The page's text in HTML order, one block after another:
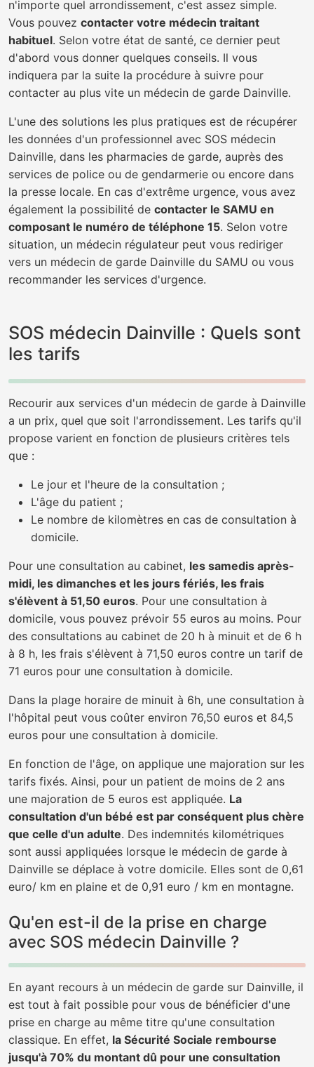
n'importe quel arrondissement, c'est assez simple.
Vous pouvez contacter votre médecin traitant
habituel. Selon votre état de santé, ce dernier peut
d'abord vous donner quelques conseils. Il vous
indiquera par la suite la procédure à suivre pour
contacter au plus vite un médecin de garde Dainville.
L'une des solutions les plus pratiques est de récupérer
les données d'un professionnel avec SOS médecin
Dainville, dans les pharmacies de garde, auprès des
services de police ou de gendarmerie ou encore dans
la presse locale. En cas d'extrême urgence, vous avez
également la possibilité de contacter le SAMU en
composant le numéro de téléphone 15. Selon votre
situation, un médecin régulateur peut vous rediriger
vers un médecin de garde Dainville du SAMU ou vous
recommander les services d'urgence.
SOS médecin Dainville : Quels sont
les tarifs
Recourir aux services d'un médecin de garde à Dainville
a un prix, quel que soit l'arrondissement. Les tarifs qu'il
propose varient en fonction de plusieurs critères tels
que :
Le jour et l'heure de la consultation ;
L'âge du patient ;
Le nombre de kilomètres en cas de consultation à
domicile.
Pour une consultation au cabinet, les samedis après-
midi, les dimanches et les jours fériés, les frais
s'élèvent à 51,50 euros. Pour une consultation à
domicile, vous pouvez prévoir 55 euros au moins. Pour
des consultations au cabinet de 20 h à minuit et de 6 h
à 8 h, les frais s'élèvent à 71,50 euros contre un tarif de
71 euros pour une consultation à domicile.
Dans la plage horaire de minuit à 6h, une consultation à
l'hôpital peut vous coûter environ 76,50 euros et 84,5
euros pour une consultation à domicile.
En fonction de l'âge, on applique une majoration sur les
tarifs fixés. Ainsi, pour un patient de moins de 2 ans
une majoration de 5 euros est appliquée. La
consultation d'un bébé est par conséquent plus chère
que celle d'un adulte. Des indemnités kilométriques
sont aussi appliquées lorsque le médecin de garde à
Dainville se déplace à votre domicile. Elles sont de 0,61
euro/ km en plaine et de 0,91 euro / km en montagne.
Qu'en est-il de la prise en charge
avec SOS médecin Dainville ?
En ayant recours à un médecin de garde sur Dainville, il
est tout à fait possible pour vous de bénéficier d'une
prise en charge au même titre qu'une consultation
classique. En effet, la Sécurité Sociale rembourse
jusqu'à 70% du montant dû pour une consultation